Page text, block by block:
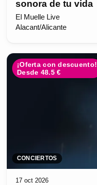
sonora de tu vida
El Muelle Live
Alacant/Alicante
¡Oferta con descuento!
Desde 48.5 €
CONCIERTOS
17 oct 2026